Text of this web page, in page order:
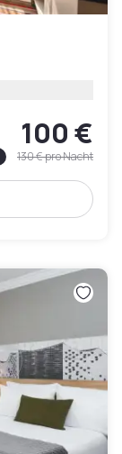
100 €
130 €pro Nacht